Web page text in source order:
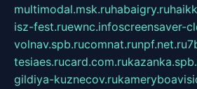
multimodal.msk.ruhabaigry.ru
isz-fest.ruewnc.infoscreensaver-
volnav.spb.rucomnat.runpf.net.ru
tesiaes.rucard.com.ru
gildiya-kuznecov.ru